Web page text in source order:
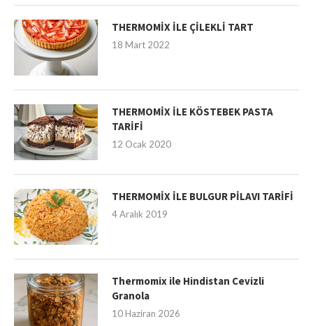
THERMOMİX İLE ÇİLEKLİ TART
18 Mart 2022
THERMOMİX İLE KÖSTEBEK PASTA
TARİFİ
12 Ocak 2020
THERMOMİX İLE BULGUR PİLAVI TARİFİ
4 Aralık 2019
Thermomix ile Hindistan Cevizli
Granola
10 Haziran 2026